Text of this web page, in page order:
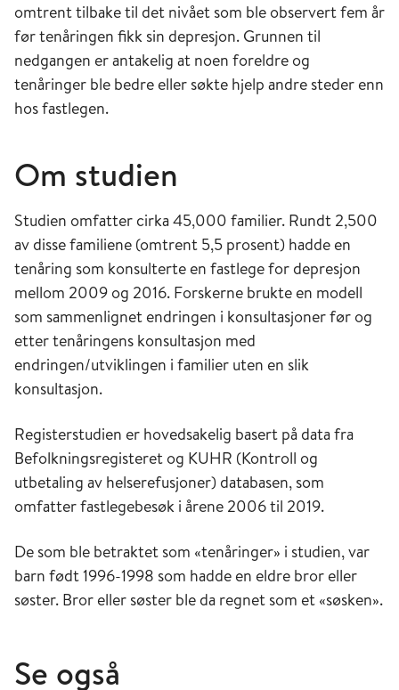
omtrent tilbake til det nivået som ble observert fem år
før tenåringen fikk sin depresjon. Grunnen til
nedgangen er antakelig at noen foreldre og
tenåringer ble bedre eller søkte hjelp andre steder enn
hos fastlegen.
Om studien
Studien omfatter cirka 45,000 familier. Rundt 2,500
av disse familiene (omtrent 5,5 prosent) hadde en
tenåring som konsulterte en fastlege for depresjon
mellom 2009 og 2016. Forskerne brukte en modell
som sammenlignet endringen i konsultasjoner før og
etter tenåringens konsultasjon med
endringen/utviklingen i familier uten en slik
konsultasjon.
Registerstudien er hovedsakelig basert på data fra
Befolkningsregisteret og KUHR (Kontroll og
utbetaling av helserefusjoner) databasen, som
omfatter fastlegebesøk i årene 2006 til 2019.
De som ble betraktet som «tenåringer» i studien, var
barn født 1996-1998 som hadde en eldre bror eller
søster. Bror eller søster ble da regnet som et «søsken».
Se også